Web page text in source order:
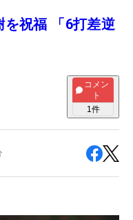
を祝福 「6打差逆
コメン
ト
1件